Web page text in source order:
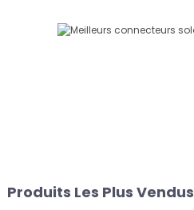
Produits Les Plus Vendus